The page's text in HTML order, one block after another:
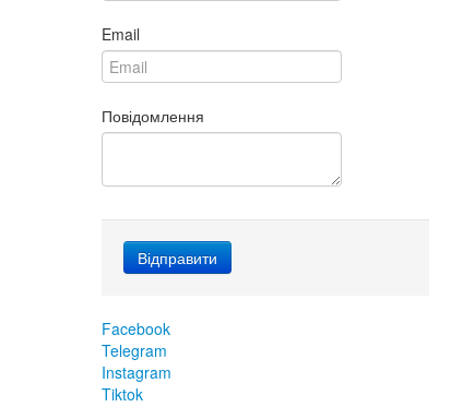
Email
Повідомлення
Facebook
Telegram
Instagram
Tiktok